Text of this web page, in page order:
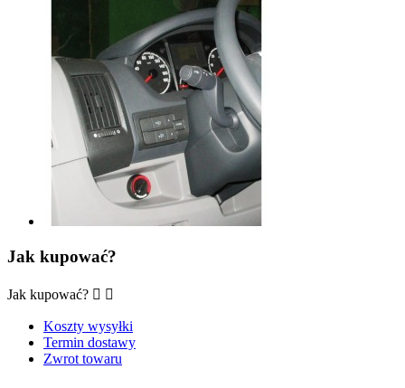
Jak kupować?
Jak kupować?  
Koszty wysyłki
Termin dostawy
Zwrot towaru